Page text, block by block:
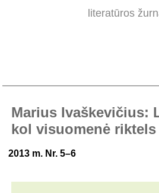
literatūros
Marius Ivaškevičius:
kol visuomenė riktels
2013 m. Nr. 5–6